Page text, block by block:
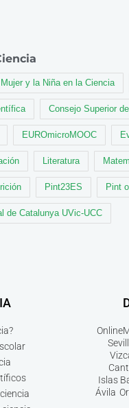
y la Niña en la Ciencia
Consejo Superior
EUROmicroMOOC
Literatura
Pint23ES Pint
de Catalunya UVic-UCC
Online
Islas
Ávila